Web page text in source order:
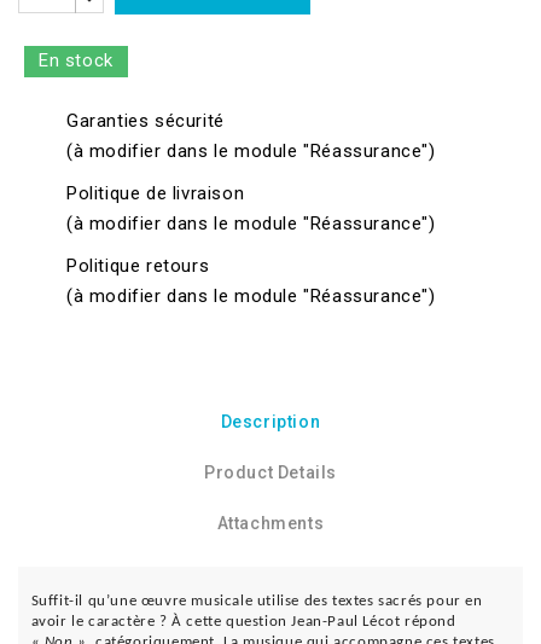
En stock
Garanties sécurité
(à modifier dans le module "Réassurance")
Politique de livraison
(à modifier dans le module "Réassurance")
Politique retours
(à modifier dans le module "Réassurance")
Description
Product Details
Attachments
Suffit-il qu’une œuvre musicale utilise des textes sacrés pour en
avoir le caractère ? À cette question Jean-Paul Lécot répond